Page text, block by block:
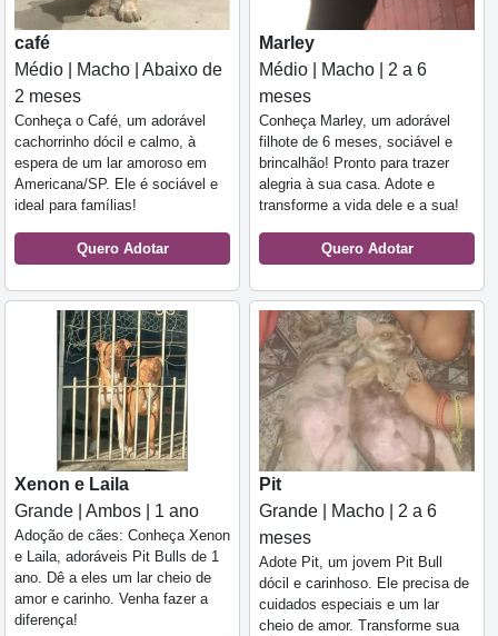
café
Médio | Macho | Abaixo de
2 meses
Conheça o Café, um adorável
cachorrinho dócil e calmo, à
espera de um lar amoroso em
Americana/SP. Ele é sociável e
ideal para famílias!
Quero Adotar
Marley
Médio | Macho | 2 a 6
meses
Conheça Marley, um adorável
filhote de 6 meses, sociável e
brincalhão! Pronto para trazer
alegria à sua casa. Adote e
transforme a vida dele e a sua!
Quero Adotar
Xenon e Laila
Grande | Ambos | 1 ano
Adoção de cães: Conheça Xenon
e Laila, adoráveis Pit Bulls de 1
ano. Dê a eles um lar cheio de
amor e carinho. Venha fazer a
diferença!
Pit
Grande | Macho | 2 a 6
meses
Adote Pit, um jovem Pit Bull
dócil e carinhoso. Ele precisa de
cuidados especiais e um lar
cheio de amor. Transforme sua